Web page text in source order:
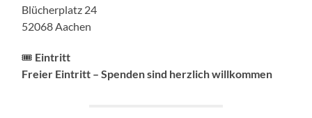
Blücherplatz 24
52068 Aachen
🎟️ Eintritt
Freier Eintritt – Spenden sind herzlich willkommen